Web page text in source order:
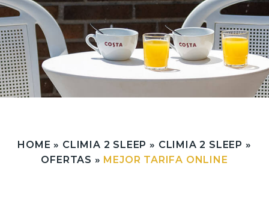
HOME » CLIMIA 2 SLEEP » CLIMIA 2 SLEEP »
OFERTAS » MEJOR TARIFA ONLINE